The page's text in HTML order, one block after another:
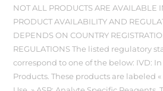
NOT ALL PRODUCTS ARE AVAILABLE
PRODUCT AVAILABILITY AND
DEPENDS ON COUNTRY
REGULATIONS The listed regulatory
correspond to one of the below: IVD:
Products. These products are labeled